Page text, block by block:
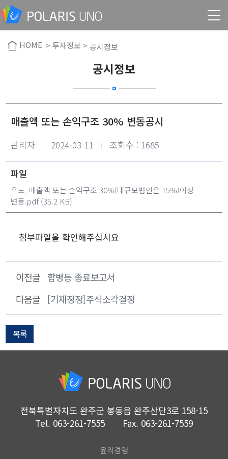
HOME > 투자정보 > 공시정보
공시정보
매출액 또는 손익구조 30% 변동공시
작성자
관리자 작성일
2024-03-11 조회수 : 1685
파일
우노_매출액 또는 손익구조 30%(대규모법인은 15%)이상
변동.pdf(35.2 KB)
첨부파일을 확인해주십시요
이전글 합병등 종료보고서
다음글
[기재정정]주식소각결정
목록
전북특별자치도 완주군 봉동읍 완주산단3로 158-15
Tel. 063-261-7555 Fax. 063-261-7559
윤리경영